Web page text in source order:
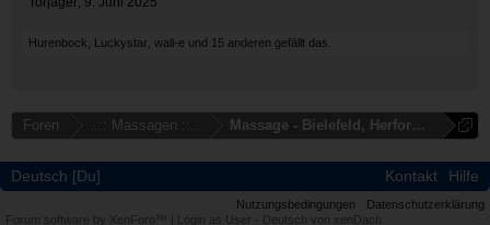
Hurenbock, Luckystar, wall-e und 15 anderen gefällt das.
Foren ..:: Massagen ::.. Massage - Bielefeld, Herford,
Deutsch [Du] Kontakt Hilfe
Nutzungsbedingungen
Datenschutzerklärung
Forum software by XenForo™
Login as User - Deutsch von xenDach